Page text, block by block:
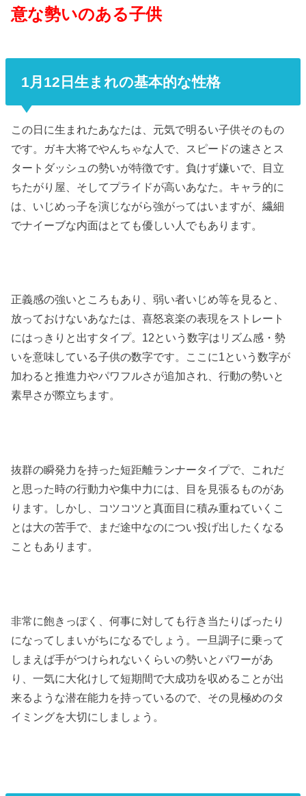
意な勢いのある子供
1月12日生まれの基本的な性格
この日に生まれたあなたは、元気で明るい子供そのもの
です。ガキ大将でやんちゃな人で、スピードの速さとス
タートダッシュの勢いが特徴です。負けず嫌いで、目立
ちたがり屋、そしてプライドが高いあなた。キャラ的に
は、いじめっ子を演じながら強がってはいますが、繊細
でナイーブな内面はとても優しい人でもあります。
正義感の強いところもあり、弱い者いじめ等を見ると、
放っておけないあなたは、喜怒哀楽の表現をストレート
にはっきりと出すタイプ。12という数字はリズム感・勢
いを意味している子供の数字です。ここに1という数字が
加わると推進力やパワフルさが追加され、行動の勢いと
素早さが際立ちます。
抜群の瞬発力を持った短距離ランナータイプで、これだ
と思った時の行動力や集中力には、目を見張るものがあ
ります。しかし、コツコツと真面目に積み重ねていくこ
とは大の苦手で、まだ途中なのについ投げ出したくなる
こともあります。
非常に飽きっぽく、何事に対しても行き当たりばったり
になってしまいがちになるでしょう。一旦調子に乗って
しまえば手がつけられないくらいの勢いとパワーがあ
り、一気に大化けして短期間で大成功を収めることが出
来るような潜在能力を持っているので、その見極めのタ
イミングを大切にしましょう。